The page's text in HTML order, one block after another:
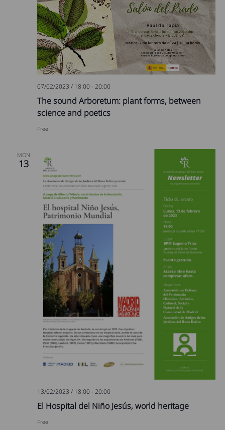
07/02/2023 / 18:00-20:00
The sound Arboretum: plant forms, between
science and poetics
Free
MON
13
13/02/2023 / 18:00-20:00
El Hospital del Niño Jesús, world heritage
Free